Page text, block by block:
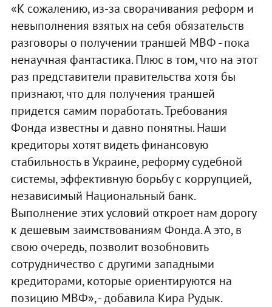
«К сожалению, из-за сворачивания реформ и
невыполнения взятых на себя обязательств
разговоры о получении траншей МВФ - пока
ненаучная фантастика. Плюс в том, что на этот
раз представители правительства хотя бы
признают, что для получения траншей
придется самим поработать. Требования
Фонда известны и давно понятны. Наши
кредиторы хотят видеть финансовую
стабильность в Украине, реформу судебной
системы, эффективную борьбу с коррупцией,
независимый Национальный банк.
Выполнение этих условий откроет нам дорогу
к дешевым заимствованиям Фонда. А это, в
свою очередь, позволит возобновить
сотрудничество с другими западными
кредиторами, которые ориентируются на
позицию МВФ», - добавила Кира Рудык.